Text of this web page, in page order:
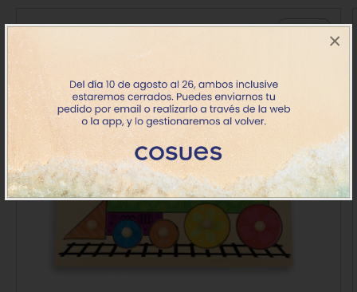
×
+ 18 meses